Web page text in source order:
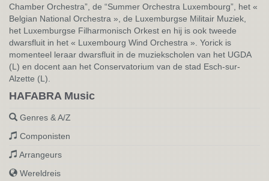
Chamber Orchestra”, de “Summer Orchestra Luxembourg”, het «
Belgian National Orchestra », de Luxemburgse Militair Muziek,
het Luxemburgse Filharmonisch Orkest en hij is ook tweede
dwarsfluit in het « Luxembourg Wind Orchestra ». Yorick is
momenteel leraar dwarsfluit in de muziekscholen van het UGDA
(L) en docent aan het Conservatorium van de stad Esch-sur-
Alzette (L).
HAFABRA Music
Genres & A/Z
Componisten
Arrangeurs
Wereldreis